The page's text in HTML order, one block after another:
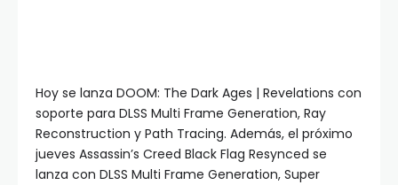
Hoy se lanza DOOM: The Dark Ages | Revelations con
soporte para DLSS Multi Frame Generation, Ray
Reconstruction y Path Tracing. Además, el próximo
jueves Assassin’s Creed Black Flag Resynced se
lanza con DLSS Multi Frame Generation, Super